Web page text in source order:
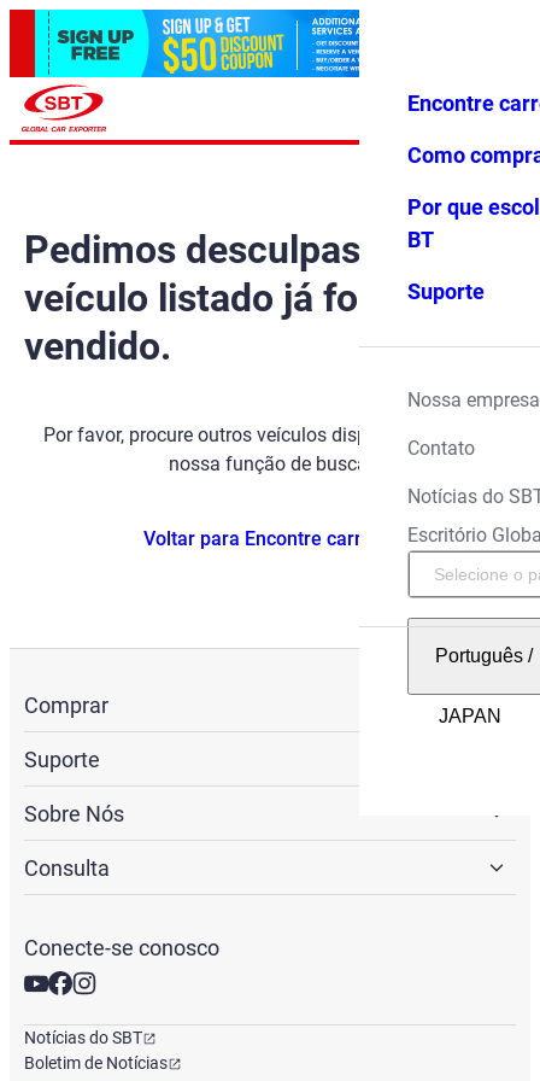
Favoritos Menu
Encontre
Como
Por que
BT
Suporte
Nossa empresa
Contato
Notícias do
Escritório
Português/
Pedimos desculpas, mas o
veículo listado já foi
vendido.
Por favor, procure outros veículos disponíveis usando
nossa função de busca.
Voltar para Encontre carros
Comprar
Suporte
Sobre Nós
Consulta
Conecte-se conosco
Notícias do SBT
Boletim de Notícias